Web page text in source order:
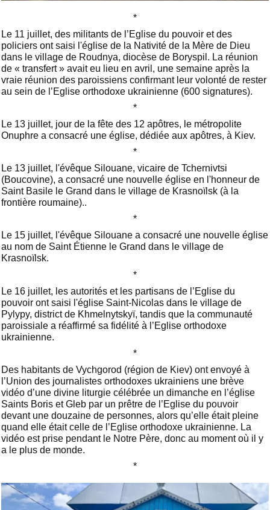
*
Le 11 juillet, des militants de l’Eglise du pouvoir et des
policiers ont saisi l'église de la Nativité de la Mère de Dieu
dans le village de Roudnya, diocèse de Boryspil. La réunion
de « transfert » avait eu lieu en avril, une semaine après la
vraie réunion des paroissiens confirmant leur volonté de rester
au sein de l’Eglise orthodoxe ukrainienne (600 signatures).
*
Le 13 juillet, jour de la fête des 12 apôtres, le métropolite
Onuphre a consacré une église, dédiée aux apôtres, à Kiev.
*
Le 13 juillet, l'évêque Silouane, vicaire de Tchernivtsi
(Boucovine), a consacré une nouvelle église en l'honneur de
Saint Basile le Grand dans le village de Krasnoïlsk (à la
frontière roumaine)..
*
Le 15 juillet, l'évêque Silouane a consacré une nouvelle église
au nom de Saint Étienne le Grand dans le village de
Krasnoïlsk.
*
Le 16 juillet, les autorités et les partisans de l’Eglise du
pouvoir ont saisi l'église Saint-Nicolas dans le village de
Pylypy, district de Khmelnytskyï, tandis que la communauté
paroissiale a réaffirmé sa fidélité à l’Eglise orthodoxe
ukrainienne.
*
Des habitants de Vychgorod (région de Kiev) ont envoyé à
l’Union des journalistes orthodoxes ukrainiens une brève
vidéo d’une divine liturgie célébrée un dimanche en l’église
Saints Boris et Gleb par un prêtre de l’Eglise du pouvoir
devant une douzaine de personnes, alors qu’elle était pleine
quand elle était celle de l’Eglise orthodoxe ukrainienne. La
vidéo est prise pendant le Notre Père, donc au moment où il y
a le plus de monde.
*